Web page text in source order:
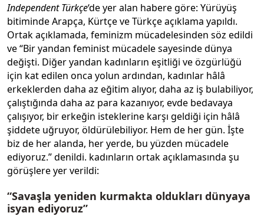
Independent Türkçe‘de yer alan habere göre: Yürüyüş
bitiminde Arapça, Kürtçe ve Türkçe açıklama yapıldı.
Ortak açıklamada, feminizm mücadelesinden söz edildi
ve “Bir yandan feminist mücadele sayesinde dünya
değişti. Diğer yandan kadınların eşitliği ve özgürlüğü
için kat edilen onca yolun ardından, kadınlar hâlâ
erkeklerden daha az eğitim alıyor, daha az iş bulabiliyor,
çalıştığında daha az para kazanıyor, evde bedavaya
çalışıyor, bir erkeğin isteklerine karşı geldiği için hâlâ
şiddete uğruyor, öldürülebiliyor. Hem de her gün. İşte
biz de her alanda, her yerde, bu yüzden mücadele
ediyoruz.” denildi. kadınların ortak açıklamasında şu
görüşlere yer verildi:
“Savaşla yeniden kurmakta oldukları dünyaya
isyan ediyoruz”